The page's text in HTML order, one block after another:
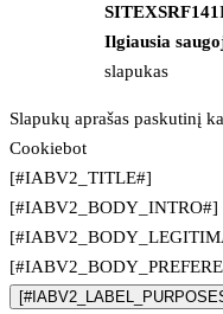
SITEXSRF141
Ilgiausia
slapukas
Slapukų aprašas paskutinį
Cookiebot
[#IABV2_TITLE#]
[#IABV2_BODY_INTRO#]